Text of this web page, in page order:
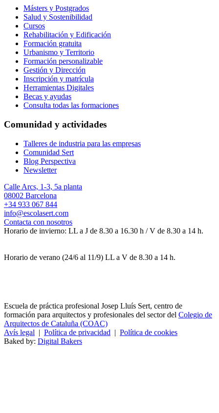
Másters y Postgrados
Salud y Sostenibilidad
Cursos
Rehabilitación y Edificación
Formación gratuita
Urbanismo y Territorio
Formación personalizable
Gestión y Dirección
Inscripción y matrícula
Herramientas Digitales
Becas y ayudas
Consulta todas las formaciones
Comunidad y actividades
Talleres de industria para las empresas
Comunidad Sert
Blog Perspectiva
Newsletter
Calle Arcs, 1-3, 5a planta
08002 Barcelona
+34 933 067 844
info@escolasert.com
Contacta con nosotros
Horario de invierno: LL a J de 8.30 a 16.30 h / V de 8.30 a 14 h.
Horario de verano (24/6 al 11/9) LL a V de 8.30 a 14 h.
Escuela de práctica profesional Josep Lluís Sert, centro de
formación para arquitectos y profesionales del sector del Colegio de
Arquitectos de Cataluña (COAC)
Avís legal | Política de privacidad | Política de cookies
Baked by: Digital Bakers